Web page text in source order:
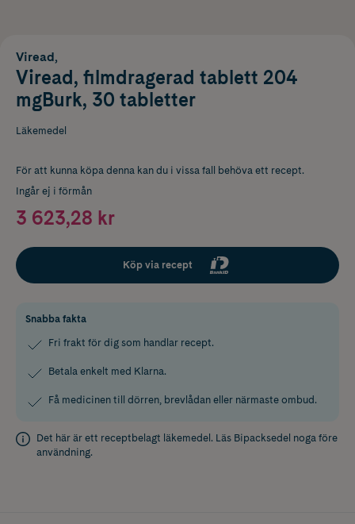
Viread,
Viread, filmdragerad tablett 204
mgBurk, 30 tabletter
Läkemedel
För att kunna köpa denna kan du i vissa fall behöva ett recept.
Ingår ej i förmån
3 623,28 kr
Köp via recept
Snabba fakta
Fri frakt för dig som handlar recept.
Betala enkelt med Klarna.
Få medicinen till dörren, brevlådan eller närmaste ombud.
Det här är ett receptbelagt läkemedel. Läs Bipacksedel noga före
användning.